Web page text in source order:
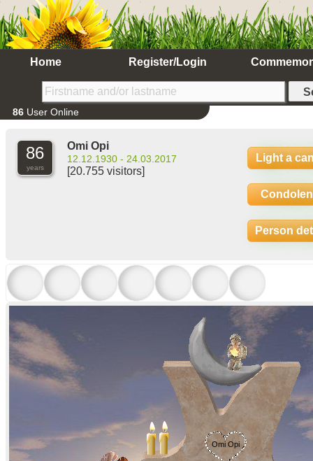
Home Register/Login
86 User Online
86
years
Omi Opi
12.12.1930 - 24.03.2017
[20.755 visitors]
Light a
Person
Omi Opi